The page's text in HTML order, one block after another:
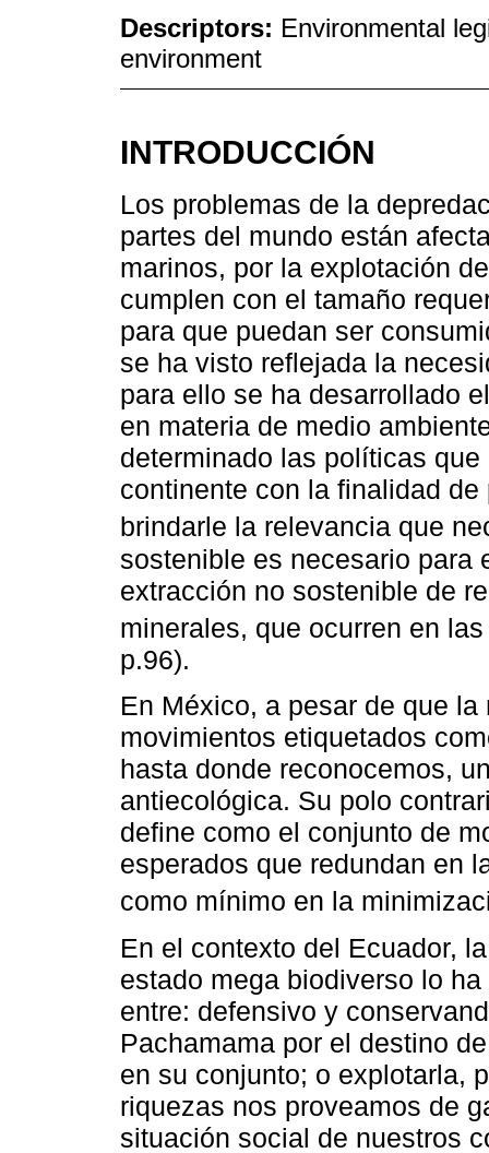
Descriptors: Environmental
environment
INTRODUCCIÓN
Los problemas de la
partes del mundo están
marinos, por la explotación
cumplen con el tamaño
para que puedan ser
se ha visto reflejada la
para ello se ha desarrollado
en materia de medio
determinado las políticas
continente con la finalidad
brindarle la relevancia que
sostenible es necesario para
extracción no sostenible de
minerales, que ocurren en
p.96).
En México, a pesar de que
movimientos etiquetados
hasta donde reconocemos,
antiecológica. Su polo
define como el conjunto de
esperados que redundan en
como mínimo en la
En el contexto del Ecuador,
estado mega biodiverso lo
entre: defensivo y
Pachamama por el destino
en su conjunto; o explotarla,
riquezas nos proveamos de
situación social de nuestros